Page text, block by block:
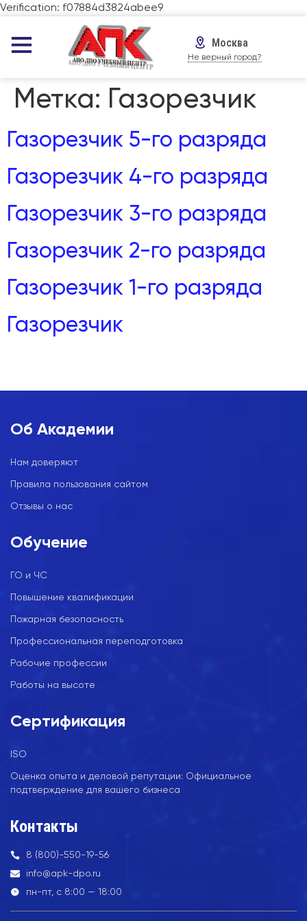
Verification: f07884d3824abee9
Москва
Не верный город?
Метка: Газорезчик
Газорезчик 5-го разряда
Газорезчик 4-го разряда
Газорезчик 3-го разряда
Газорезчик 2-го разряда
Газорезчик 1-го разряда
Газорезчик
Об Академии
Нам доверяют
Правила пользования сайтом
Отзывы о нас
Обучение
ГО и ЧС
Повышение квалификации
Пожарная безопасность
Профессиональная переподготовка
Рабочие профессии
Работы на высоте
Сертификация
ISO
Оценка опыта и деловой репутации: Официальное
подтверждение для вашего бизнеса
Контакты
8 (800)-550-19-56
info@apk-dpo.ru
пн-пт, с 8:00 — 18:00